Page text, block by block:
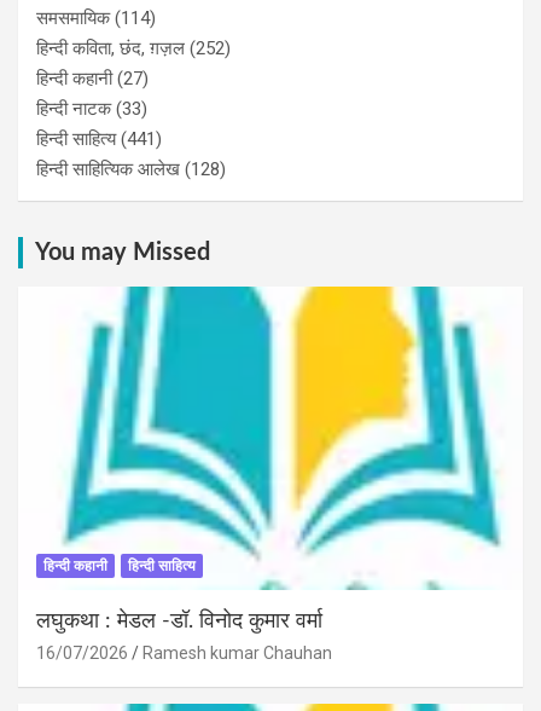
समसमायिक(114)
हिन्दी कविता, छंद, ग़ज़ल (252)
हिन्दी कहानी(27)
हिन्‍दी नाटक(33)
हिन्दी साहित्य(441)
हिन्दी साहित्यिक आलेख (128)
You may Missed
हिन्दी कहानी हिन्दी साहित्य
लघुकथा : मेडल -डॉ. विनोद कुमार वर्मा
16/07/2026 Ramesh kumar Chauhan